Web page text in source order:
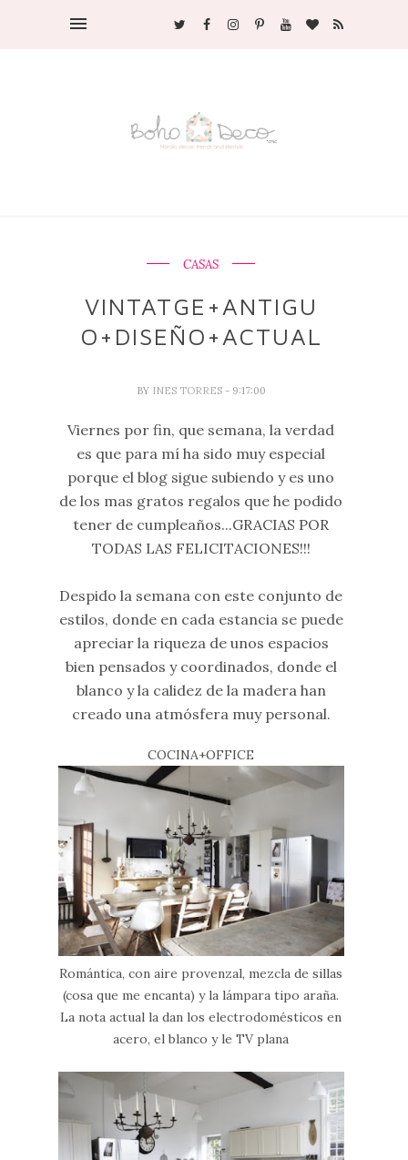
CASAS
VINTATGE+ANTIGU
O+DISEÑO+ACTUAL
BY INES TORRES - 9:17:00
Viernes por fin, que semana, la verdad
es que para mí ha sido muy especial
porque el blog sigue subiendo y es uno
de los mas gratos regalos que he podido
tener de cumpleaños...GRACIAS POR
TODAS LAS FELICITACIONES!!!
Despido la semana con este conjunto de
estilos, donde en cada estancia se puede
apreciar la riqueza de unos espacios
bien pensados y coordinados, donde el
blanco y la calidez de la madera han
creado una atmósfera muy personal.
COCINA+OFFICE
Romántica, con aire provenzal, mezcla de sillas
(cosa que me encanta) y la lámpara tipo araña.
La nota actual la dan los electrodomésticos en
acero, el blanco y le TV plana